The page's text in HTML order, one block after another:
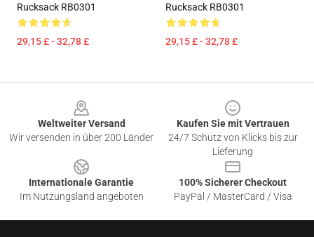
Rucksack RB0301
29,15 £ - 32,78 £
Rucksack RB0301
29,15 £ - 32,78 £
Weltweiter Versand
Wir versenden in über 200 Länder
Kaufen Sie mit Vertrauen
24/7 Schutz von Klicks bis zur
Lieferung
Internationale Garantie
Im Nutzungsland angeboten
100% Sicherer Checkout
PayPal / MasterCard / Visa